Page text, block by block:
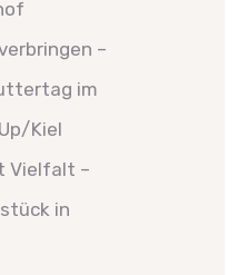
–
im
Kiel
Vielfalt –
in